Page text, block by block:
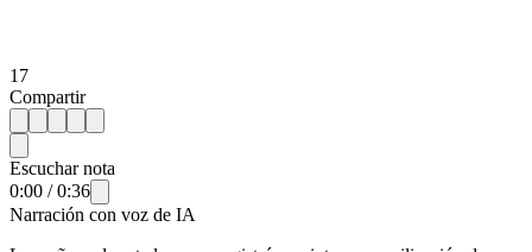
17
Compartir
Escuchar nota
0:00 /0:36
Narración con voz de IA